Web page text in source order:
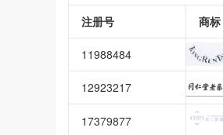
注册号 商标
11988484
12923217
17379877